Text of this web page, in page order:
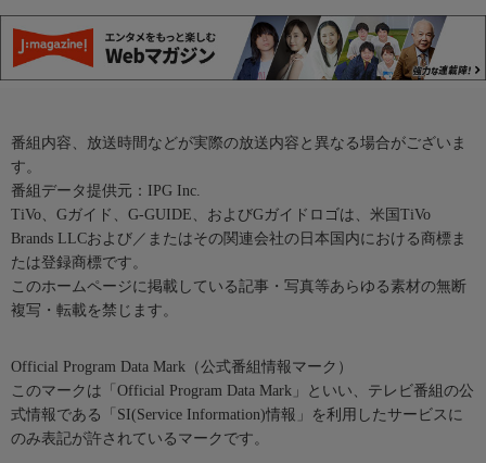
番組内容、放送時間などが実際の放送内容と異なる場合がございま
す。
番組データ提供元：IPG Inc.
TiVo、Gガイド、G-GUIDE、およびGガイドロゴは、米国TiVo
Brands LLCおよび／またはその関連会社の日本国内における商標ま
たは登録商標です。
このホームページに掲載している記事・写真等あらゆる素材の無断
複写・転載を禁じます。
Official Program Data Mark（公式番組情報マーク）
このマークは「Official Program Data Mark」といい、テレビ番組の公
式情報である「SI(Service Information)情報」を利用したサービスに
のみ表記が許されているマークです。